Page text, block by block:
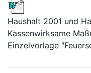
Haushalt 2001 und
Kassenwirksame
Einzelvorlage